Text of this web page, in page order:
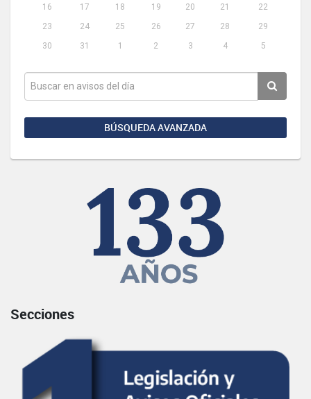
16
17 18 19 20 21
22
23
24 25 26 27 28
29
30
31 1 2 3 4 5
BÚSQUEDA AVANZADA
Secciones